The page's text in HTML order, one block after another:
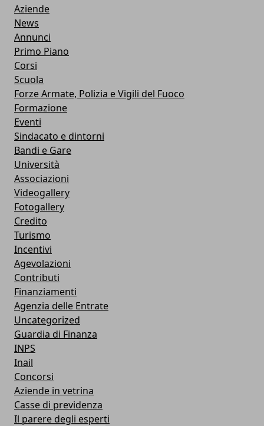
Aziende
News
Annunci
Primo Piano
Corsi
Scuola
Forze Armate, Polizia e Vigili del Fuoco
Formazione
Eventi
Sindacato e dintorni
Bandi e Gare
Università
Associazioni
Videogallery
Fotogallery
Credito
Turismo
Incentivi
Agevolazioni
Contributi
Finanziamenti
Agenzia delle Entrate
Uncategorized
Guardia di Finanza
INPS
Inail
Concorsi
Aziende in vetrina
Casse di previdenza
Il parere degli esperti